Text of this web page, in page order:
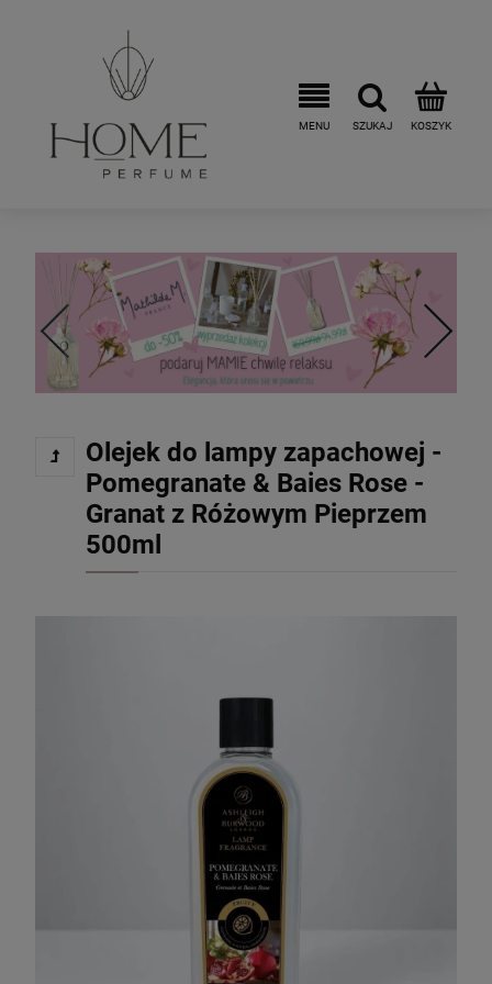
Olejek do lampy zapachowej -
Pomegranate & Baies Rose -
Granat z Różowym Pieprzem
500ml